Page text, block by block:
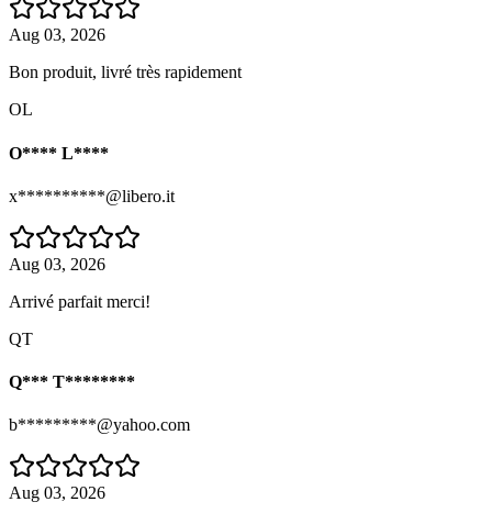
Aug 03, 2026
Bon produit, livré très rapidement
OL
O**** L****
x**********@libero.it
Aug 03, 2026
Arrivé parfait merci!
QT
Q*** T********
b*********@yahoo.com
Aug 03, 2026